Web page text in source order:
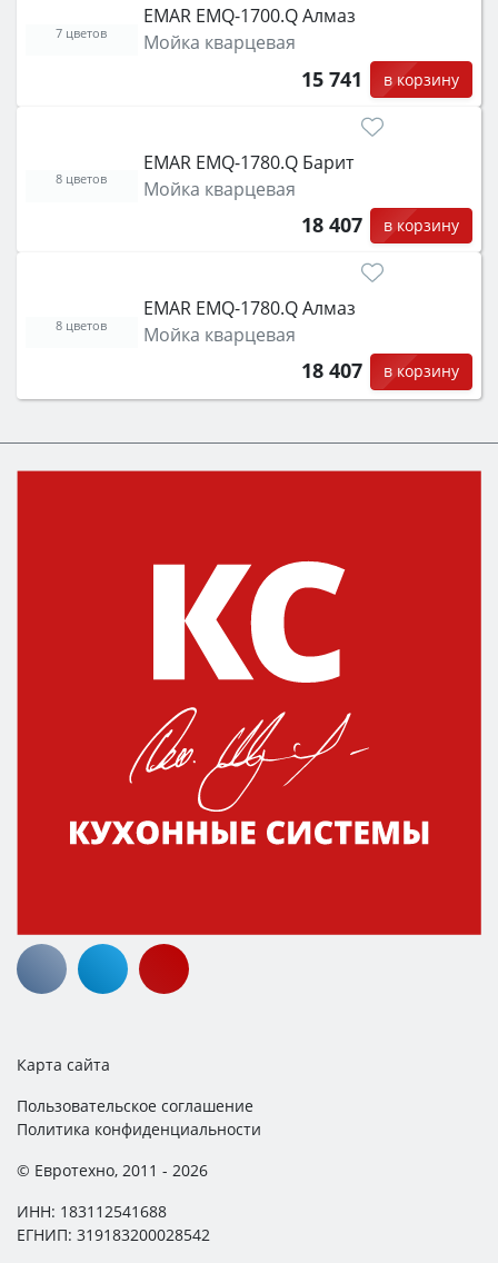
EMAR EMQ-1700.Q Алмаз
Мойка кварцевая
15 741 в корзину
7 цветов
EMAR EMQ-1780.Q Барит
Мойка кварцевая
18 407 в корзину
8 цветов
EMAR EMQ-1780.Q Алмаз
Мойка кварцевая
18 407 в корзину
8 цветов
Карта сайта
Пользовательское соглашение
Политика конфиденциальности
© Евротехно, 2011 - 2026
ИНН: 183112541688
ЕГНИП: 319183200028542